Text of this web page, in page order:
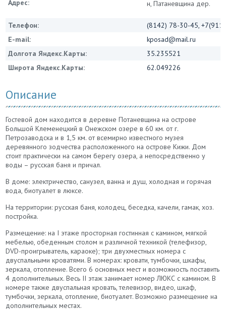
Адрес:
н, Патаневщина дер.
Телефон:
(8142) 78-30-45,
E-mail:
kposad@mail.ru
Долгота Яндекс.Карты:
35.235521
Широта Яндекс.Карты:
62.049226
Описание
Гостевой дом находится в деревне Потаневщина на острове
Большой Клеменецкий в Онежском озере в 60 км. от г.
Петрозаводска и в 1,5 км. от всемирно известного музея
деревянного зодчества расположенного на острове Кижи. Дом
стоит практически на самом берегу озера, а непосредственно у
воды – русская баня и причал.
В доме: электричество, санузел, ванна и душ, холодная и горячая
вода, биотуалет в люксе.
На территории: русская баня, колодец, беседка, качели, гамак, хоз.
постройка.
Размещение: на I этаже просторная гостинная с камином, мягкой
мебелью, обеденным столом и различной техникой (телефизор,
DVD-проигрыватель, караоке); три двухместных номера с
двуспальными кроватями. В номерах: кровати, тумбочки, шкафы,
зеркала, отопление. Всего 6 основных мест и возможность поставить
4 дополнительных. Весь II этаж занимает номер ЛЮКС с камином. В
номере также двуспальная кровать, телевизор, видео, шкаф,
тумбочки, зеркала, отопление, биотуалет. Возможно размещение на
дополнительных местах.